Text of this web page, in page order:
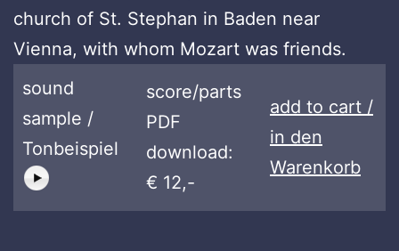
church of St. Stephan in Baden near
Vienna, with whom Mozart was friends.
sound
sample /
Tonbeispiel
score/parts
PDF
download:
€ 12,-
add to cart /
in den
Warenkorb